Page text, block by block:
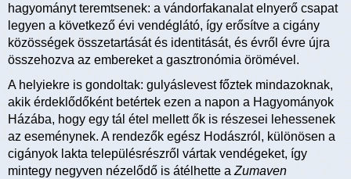
hagyományt teremtsenek: a vándorfakanalat elnyerő csapat
legyen a következő évi vendéglátó, így erősítve a cigány
közösségek összetartását és identitását, és évről évre újra
összehozva az embereket a gasztronómia örömével.
A helyiekre is gondoltak: gulyáslevest főztek mindazoknak,
akik érdeklődőként betértek ezen a napon a Hagyományok
Házába, hogy egy tál étel mellett ők is részesei lehessenek
az eseménynek. A rendezők egész Hodászról, különösen a
cigányok lakta településrészről vártak vendégeket, így
mintegy negyven nézelődő is átélhette a Zumaven